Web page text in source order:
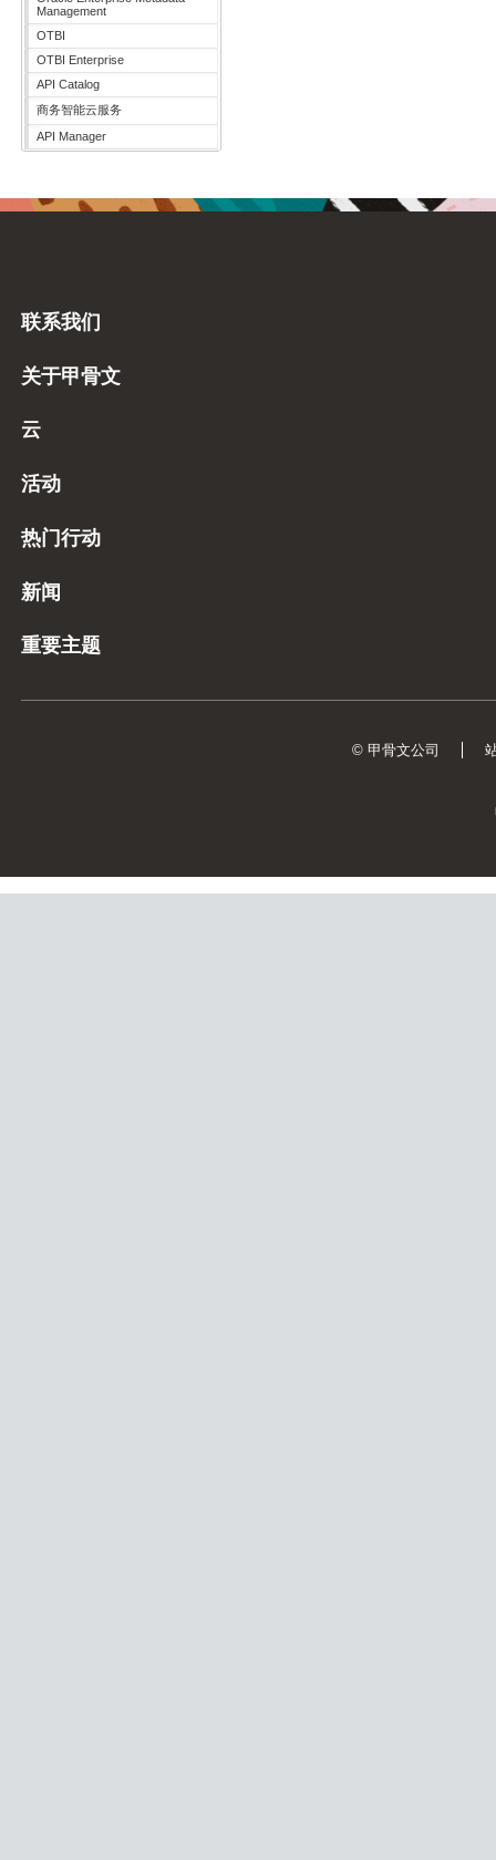
Management
OTBI
OTBI Enterprise
API Catalog
商务智能云服务
API Manager
联系我们
关于甲骨文
云
活动
热门行动
新闻
重要主题
© 甲骨文公司